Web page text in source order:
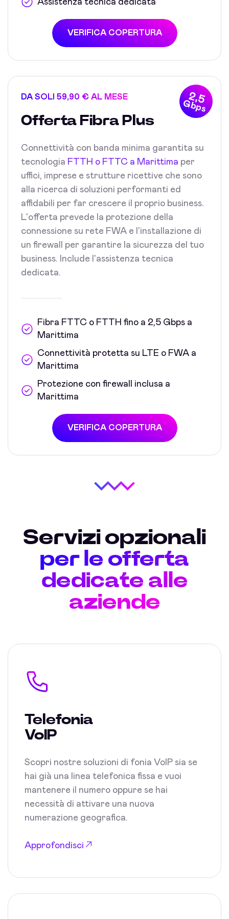
Assistenza tecnica dedicata
VERIFICA COPERTURA
2,5
Gbps
DA SOLI 59,90 € AL MESE
Offerta Fibra Plus
Connettività con banda minima garantita su
tecnologia FTTH o FTTC a Marittima per
uffici, imprese e strutture ricettive che sono
alla ricerca di soluzioni performanti ed
affidabili per far crescere il proprio business.
L'offerta prevede la protezione della
connessione su rete FWA e l'installazione di
un firewall per garantire la sicurezza del tuo
business. Include l'assistenza tecnica
dedicata.
Fibra FTTC o FTTH fino a 2,5 Gbps a
Marittima
Connettività protetta su LTE o FWA a
Marittima
Protezione con firewall inclusa a
Marittima
VERIFICA COPERTURA
Servizi opzionali
per le offerta
dedicate alle
aziende
Telefonia
VoIP
Scopri nostre soluzioni di fonia VoIP sia se
hai già una linea telefonica fissa e vuoi
mantenere il numero oppure se hai
necessità di attivare una nuova
numerazione geografica.
Approfondisci